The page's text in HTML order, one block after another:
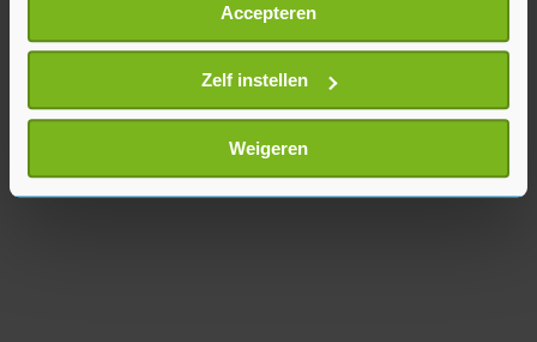
Informatie verzamelen over uw geografische
locatie, die tot een paar meter nauwkeurig kan zijn
Uw apparaat identificeren door het actief te
scannen op specifieke eigenschappen (fingerprinting)
Lees meer over hoe uw persoonlijke gegevens worden
verwerkt en stel uw voorkeuren in het
U kunt uw toestemming op elk moment wijzigen of
Accepteren
Zelf instellen
Weigeren